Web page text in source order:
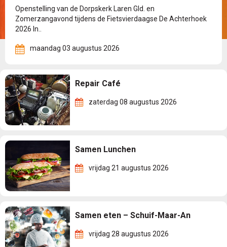
Openstelling van de Dorpskerk Laren Gld. en
Zomerzangavond tijdens de Fietsvierdaagse De Achterhoek
2026 In..
maandag 03 augustus 2026
Repair Café
zaterdag 08 augustus 2026
Samen Lunchen
vrijdag 21 augustus 2026
Samen eten – Schuif-Maar-An
vrijdag 28 augustus 2026